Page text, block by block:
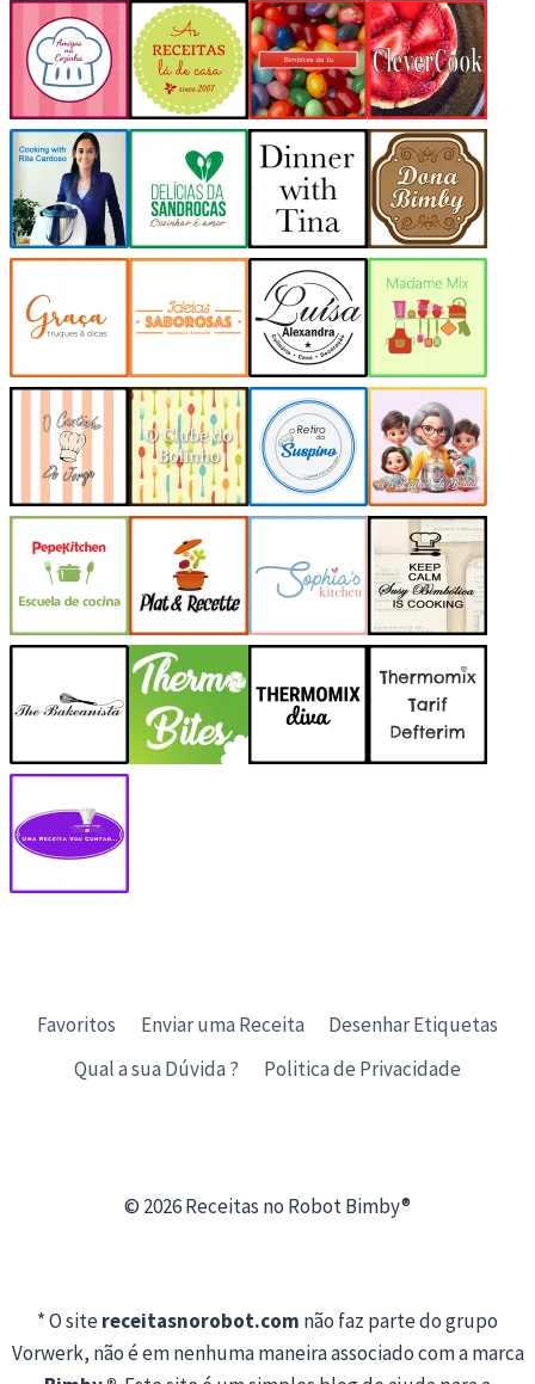
Favoritos Enviar uma Receita
Desenhar Etiquetas
Qual a sua Dúvida ?
Politica de Privacidade
© 2026 Receitas no Robot Bimby®
* O sitereceitasnorobot.com não faz parte do grupo
Vorwerk, não é em nenhuma maneira associado com a marca